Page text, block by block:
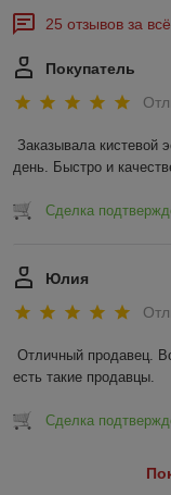
25 отзывов за
Покупатель
Заказывала кистевой
день. Быстро и
Сделка
Юлия
Отличный продавец.
есть такие продавцы.
Сделка